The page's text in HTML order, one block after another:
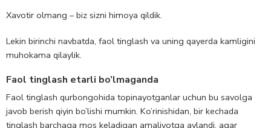
Xavotir olmang – biz sizni himoya qildik.
Lekin birinchi navbatda, faol tinglash va uning qayerda kamligini
muhokama qilaylik.
Faol tinglash etarli bo’lmaganda
Faol tinglash qurbongohida topinayotganlar uchun bu savolga
javob berish qiyin bo’lishi mumkin. Ko’rinishidan, bir kechada
tinglash barchaga mos keladigan amaliyotga aylandi, agar